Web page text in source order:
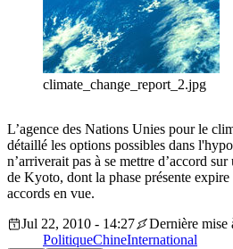
climate_change_report_2.jpg
L’agence des Nations Unies pour le
détaillé les options possibles dans
n’arriverait pas à se mettre d’accord
de Kyoto, dont la phase présente
accords en vue.
Jul 22, 2010 - 14:27
Dernière mise
PolitiqueChineInternational